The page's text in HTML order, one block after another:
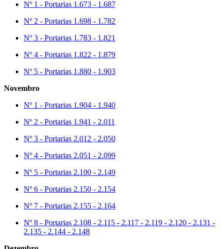
Nº 1 - Portarias 1.673 - 1.687
Nº 2 - Portarias 1.698 - 1.782
Nº 3 - Portarias 1.783 - 1.821
Nº 4 - Portarias 1.822 - 1.879
Nº 5 - Portarias 1.880 - 1.903
Novembro
Nº 1 - Portarias 1.904 - 1.940
Nº 2 - Portarias 1.941 - 2.011
Nº 3 - Portarias 2.012 - 2.050
Nº 4 - Portarias 2.051 - 2.099
Nº 5 - Portarias 2.100 - 2.149
Nº 6 - Portarias 2.150 - 2.154
Nº 7 - Portarias 2.155 - 2.164
Nº 8 - Portarias 2.108 - 2.115 - 2.117 - 2.119 - 2.120 - 2.131 -
2.135 - 2.144 - 2.148